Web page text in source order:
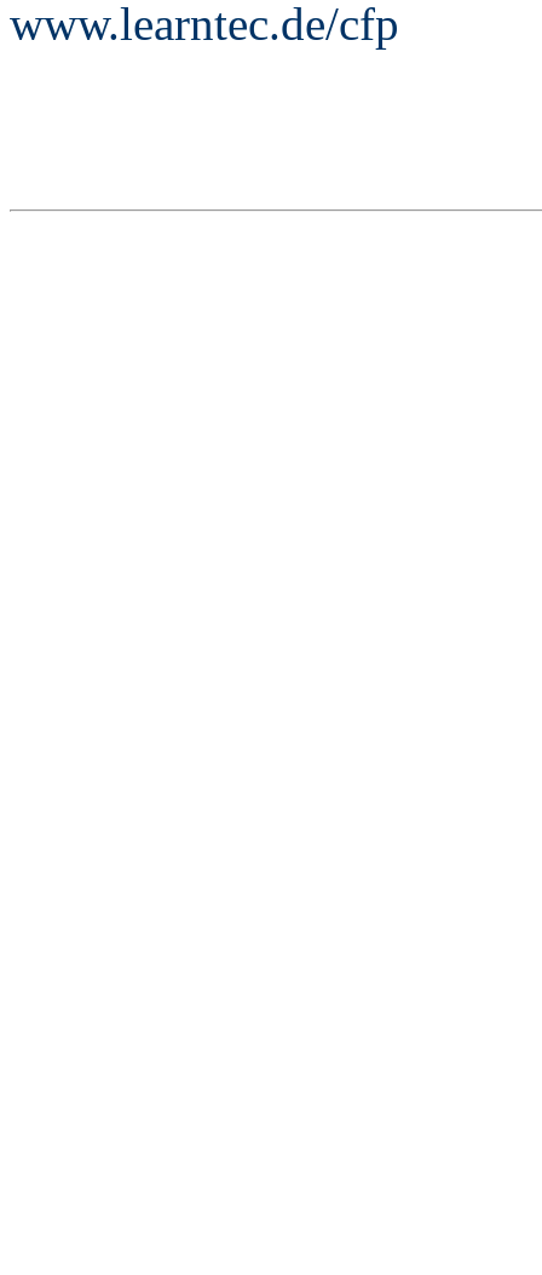
www.learntec.de/cfp